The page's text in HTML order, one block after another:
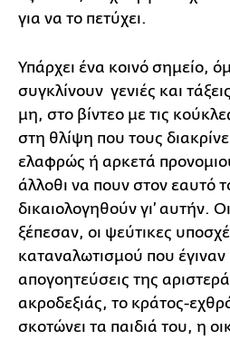
για να το πετύχει.
Υπάρχει ένα κοινό σημείο,
συγκλίνουν γενιές και
μη, στο βίντεο με τις
στη θλίψη που τους
ελαφρώς ή αρκετά
άλλοθι να πουν στον εαυτό
δικαιολογηθούν γι’ αυτήν.
ξέπεσαν, οι ψεύτικες
καταναλωτισμού που
απογοητεύσεις της
ακροδεξιάς, το κράτος-
σκοτώνει τα παιδιά του, η